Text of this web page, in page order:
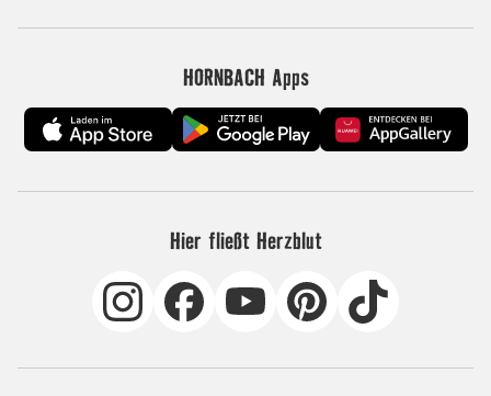
HORNBACH Apps
Hier fließt Herzblut